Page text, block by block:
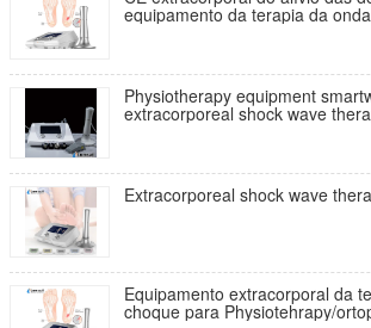
equipamento da terapia da
Physiotherapy equipment
extracorporeal shock wave
Extracorporeal shock wave
Equipamento extracorporal da
choque para Physiotehrapy/